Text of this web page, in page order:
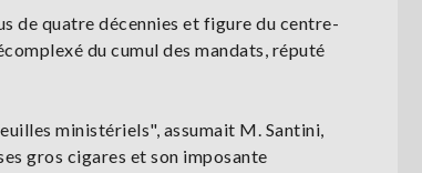
de quatre décennies et figure du centre-
du cumul des mandats, réputé
ministériels", assumait M. Santini,
gros cigares et son imposante